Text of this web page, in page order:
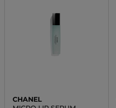
CHANEL